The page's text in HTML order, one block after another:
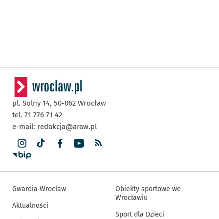
pl. Solny 14, 50-062 Wrocław
tel. 71 776 71 42
e-mail: redakcja@araw.pl
Gwardia Wrocław
Aktualności
Obiekty sportowe we
Wrocławiu
Sport dla Dzieci